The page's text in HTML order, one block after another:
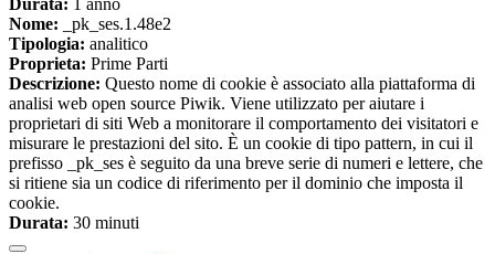
Durata: 1 anno
Nome: _pk_ses.1.48e2
Tipologia: analitico
Proprieta: Prime Parti
Descrizione: Questo nome di cookie è associato alla piattaforma di
analisi web open source Piwik. Viene utilizzato per aiutare i
proprietari di siti Web a monitorare il comportamento dei visitatori e
misurare le prestazioni del sito. È un cookie di tipo pattern, in cui il
prefisso _pk_ses è seguito da una breve serie di numeri e lettere, che
si ritiene sia un codice di riferimento per il dominio che imposta il
cookie.
Durata: 30 minuti